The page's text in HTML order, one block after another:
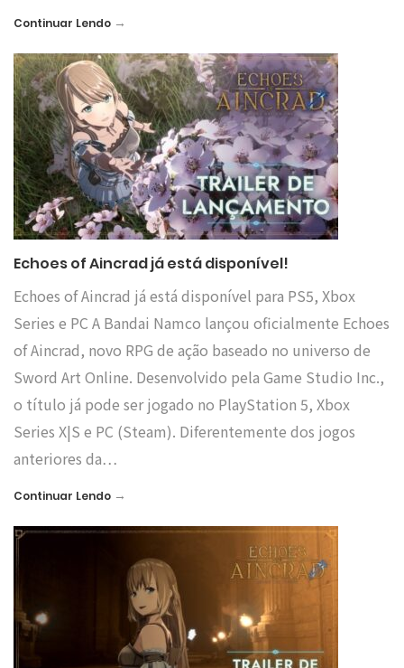
Continuar Lendo →
Echoes of Aincrad já está disponível!
Echoes of Aincrad já está disponível para PS5, Xbox
Series e PC A Bandai Namco lançou oficialmente Echoes
of Aincrad, novo RPG de ação baseado no universo de
Sword Art Online. Desenvolvido pela Game Studio Inc.,
o título já pode ser jogado no PlayStation 5, Xbox
Series X|S e PC (Steam). Diferentemente dos jogos
anteriores da…
Continuar Lendo →